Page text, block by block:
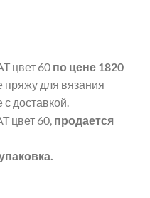
цвет 60 по цене 1820
пряжу для вязания
доставкой.
цвет 60, продается